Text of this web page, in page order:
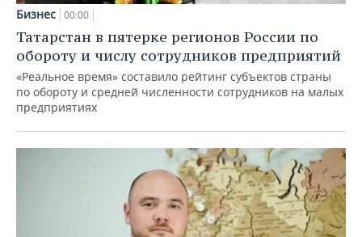
Бизнес 00:00
Татарстан в пятерке регионов России по
обороту и числу сотрудников предприятий
«Реальное время» составило рейтинг субъектов страны
по обороту и средней численности сотрудников на малых
предприятиях